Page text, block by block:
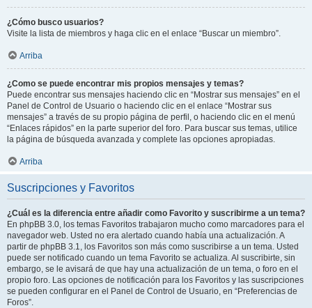
¿Cómo busco usuarios?
Visite la lista de miembros y haga clic en el enlace “Buscar un miembro”.
Arriba
¿Como se puede encontrar mis propios mensajes y temas?
Puede encontrar sus mensajes haciendo clic en “Mostrar sus mensajes” en el
Panel de Control de Usuario o haciendo clic en el enlace “Mostrar sus
mensajes” a través de su propio página de perfil, o haciendo clic en el menú
“Enlaces rápidos” en la parte superior del foro. Para buscar sus temas, utilice
la página de búsqueda avanzada y complete las opciones apropiadas.
Arriba
Suscripciones y Favoritos
¿Cuál es la diferencia entre añadir como Favorito y suscribirme a un tema?
En phpBB 3.0, los temas Favoritos trabajaron mucho como marcadores para el
navegador web. Usted no era alertado cuando había una actualización. A
partir de phpBB 3.1, los Favoritos son más como suscribirse a un tema. Usted
puede ser notificado cuando un tema Favorito se actualiza. Al suscribirte, sin
embargo, se le avisará de que hay una actualización de un tema, o foro en el
propio foro. Las opciones de notificación para los Favoritos y las suscripciones
se pueden configurar en el Panel de Control de Usuario, en “Preferencias de
Foros”.